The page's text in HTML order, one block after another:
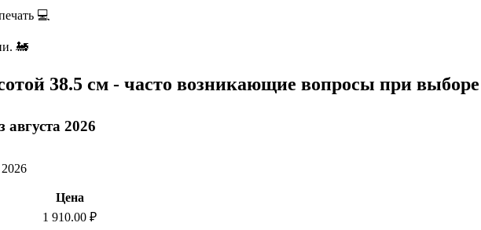
💻
🚂
38.5 см - часто возникающие вопросы при выборе
2026
Цена
1 910.00 ₽